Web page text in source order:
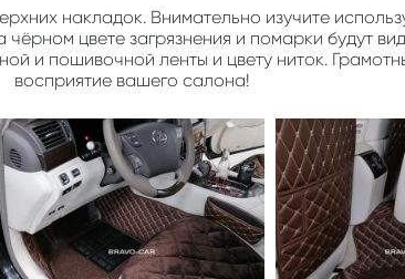
накладок. Внимательно изучите
цвете загрязнения и помарки будут
и пошивочной ленты и цвету ниток.
восприятие вашего салона!